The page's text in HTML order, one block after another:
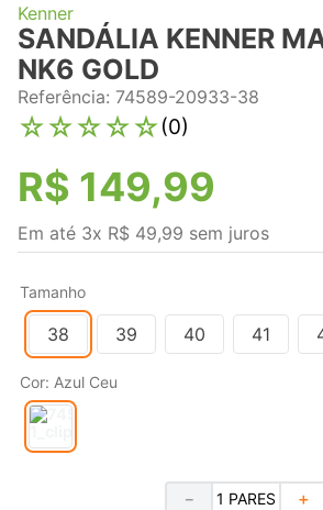
Kenner
SANDÁLIA KENNER
NK6 GOLD
Referência: 74589-20933-38
☆☆☆☆☆(0)
R$ 149,99
Em até 3x R$ 49,99 sem juros
Tamanho
38 39 40 41
Cor: Azul Ceu
＋
－